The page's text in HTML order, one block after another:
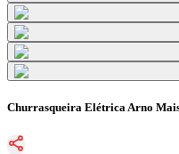
Churrasqueira Elétrica Arno